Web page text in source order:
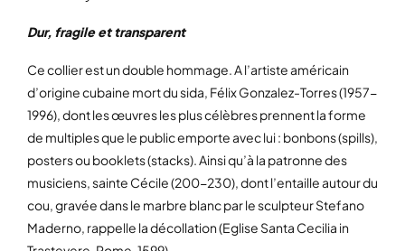
Dur, fragile et transparent
Ce collier est un double hommage. A l’artiste américain
d’origine cubaine mort du sida, Félix Gonzalez-Torres (1957-
1996), dont les œuvres les plus célèbres prennent la forme
de multiples que le public emporte avec lui : bonbons (spills),
posters ou booklets (stacks). Ainsi qu’à la patronne des
musiciens, sainte Cécile (200-230), dont l’entaille autour du
cou, gravée dans le marbre blanc par le sculpteur Stefano
Maderno, rappelle la décollation (Eglise Santa Cecilia in